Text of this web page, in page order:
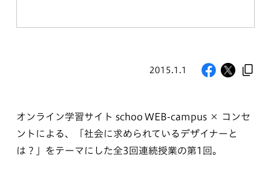
2015.1.1
オンライン学習サイト schoo WEB-campus × コンセ
ントによる、「社会に求められているデザイナーと
は？」をテーマにした全3回連続授業の第1回。